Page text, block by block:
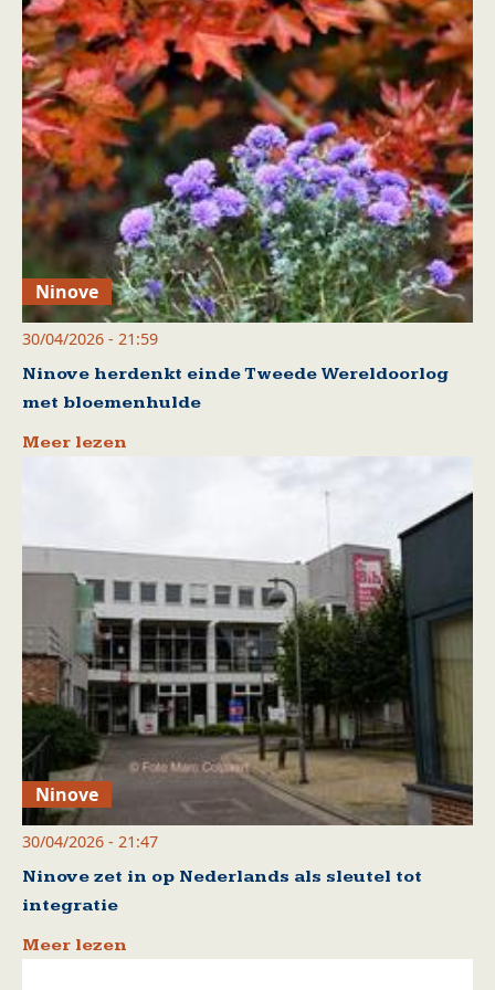
Ninove
30/04/2026 - 21:59
Ninove herdenkt einde Tweede Wereldoorlog
met bloemenhulde
Meer lezen
Ninove
30/04/2026 - 21:47
Ninove zet in op Nederlands als sleutel tot
integratie
Meer lezen